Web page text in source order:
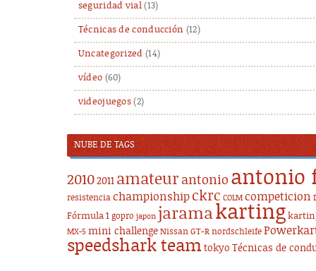
seguridad vial(13)
Técnicas de conducción (12)
Uncategorized (14)
vídeo (60)
videojuegos (2)
NUBE DE TAGS
20102011 amateur antonio antonio
resistencia championship ckrc COLM competicion
Fórmula 1 gopro japon jaramakarting
MX-5 mini challenge Nissan GT-R nordschleife
speedshark team tokyo Técnicas de